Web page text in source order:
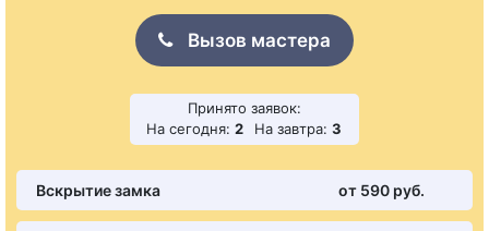
Вызов мастера
Принято заявок:
На сегодня: 2 На завтра: 3
Вскрытие замка от 590 pуб.